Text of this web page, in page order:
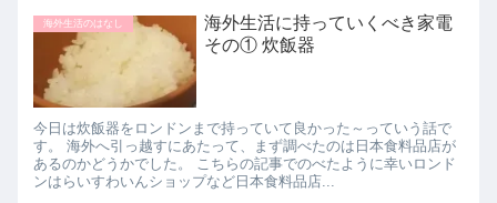
海外生活のはなし
海外生活に持っていくべき家電
その① 炊飯器
今日は炊飯器をロンドンまで持っていて良かった～っていう話で
す。 海外へ引っ越すにあたって、まず調べたのは日本食料品店が
あるのかどうかでした。 こちらの記事でのべたように幸いロンド
ンはらいすわいんショップなど日本食料品店...